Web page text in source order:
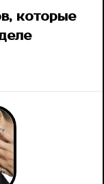
которые